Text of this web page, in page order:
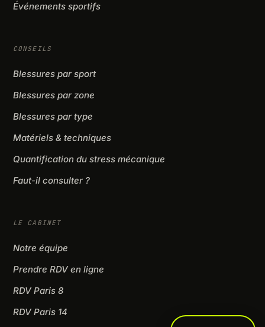
Événements sportifs
CONSEILS
Blessures par sport
Blessures par zone
Blessures par type
Matériels & techniques
Quantification du stress mécanique
Faut-il consulter ?
LE CABINET
Notre équipe
Prendre RDV en ligne
RDV Paris 8
RDV Paris 14